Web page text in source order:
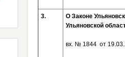
3.
О Законе
Ульяновской
вх. № 1844 от